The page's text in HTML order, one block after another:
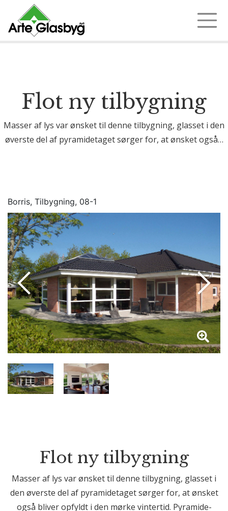
Flot ny tilbygning
Masser af lys var ønsket til denne tilbygning, glasset i den
øverste del af pyramidetaget sørger for, at ønsket også…
Borris, Tilbygning, 08-1
Flot ny tilbygning
Masser af lys var ønsket til denne tilbygning, glasset i
den øverste del af pyramidetaget sørger for, at ønsket
også bliver opfyldt i den mørke vintertid. Pyramide-